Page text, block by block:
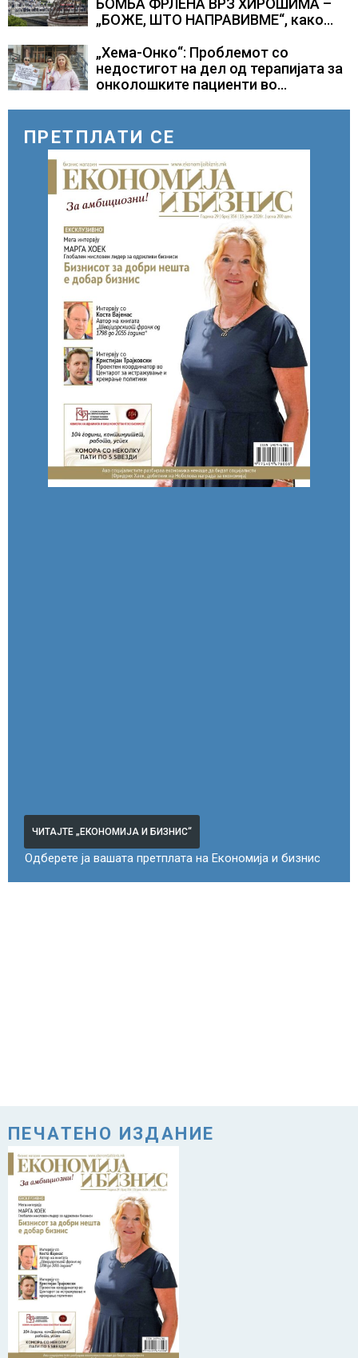
БОМБА ФРЛЕНА ВРЗ ХИРОШИМА –
„БОЖЕ, ШТО НАПРАВИВМЕ“, како
Геј“ и учесниците во
бомбардирањето го доживуваа овој
настан што го промени текот на
„Хема-Онко“: Проблемот со
недостигот на дел од терапијата за
онколошките пациенти во
ПРЕТПЛАТИ СЕ
ЧИТАЈТЕ „ЕКОНОМИЈА И БИЗНИС“
Одберете ја вашата претплата на Економија и бизнис
ПЕЧАТЕНО ИЗДАНИЕ